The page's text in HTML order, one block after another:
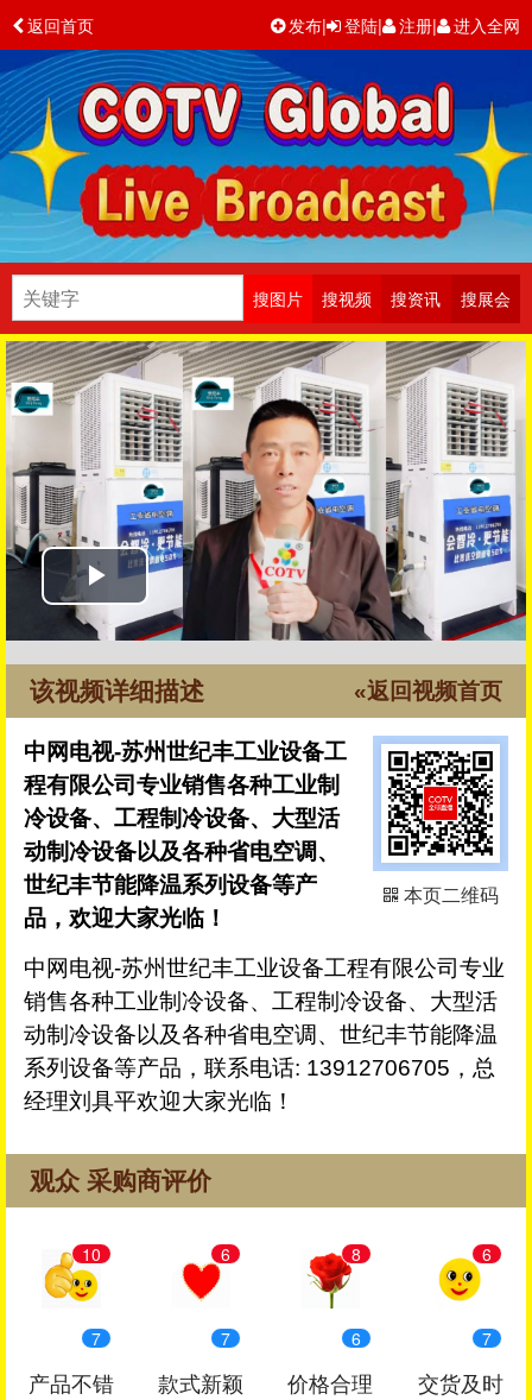
返回首页 发布| 登陆| 注册| 进入全网
«返回视频首页
该视频详细描述
本页二维码
中网电视-苏州世纪丰工业设备工
程有限公司专业销售各种工业制
冷设备、工程制冷设备、大型活
动制冷设备以及各种省电空调、
世纪丰节能降温系列设备等产
品，欢迎大家光临！
中网电视-苏州世纪丰工业设备工程有限公司专业
销售各种工业制冷设备、工程制冷设备、大型活
动制冷设备以及各种省电空调、世纪丰节能降温
系列设备等产品，联系电话: 13912706705，总
经理刘具平欢迎大家光临！
观众 采购商评价
10 6 8 6
产品不错
7
款式新颖
7
价格合理
6
交货及时
7